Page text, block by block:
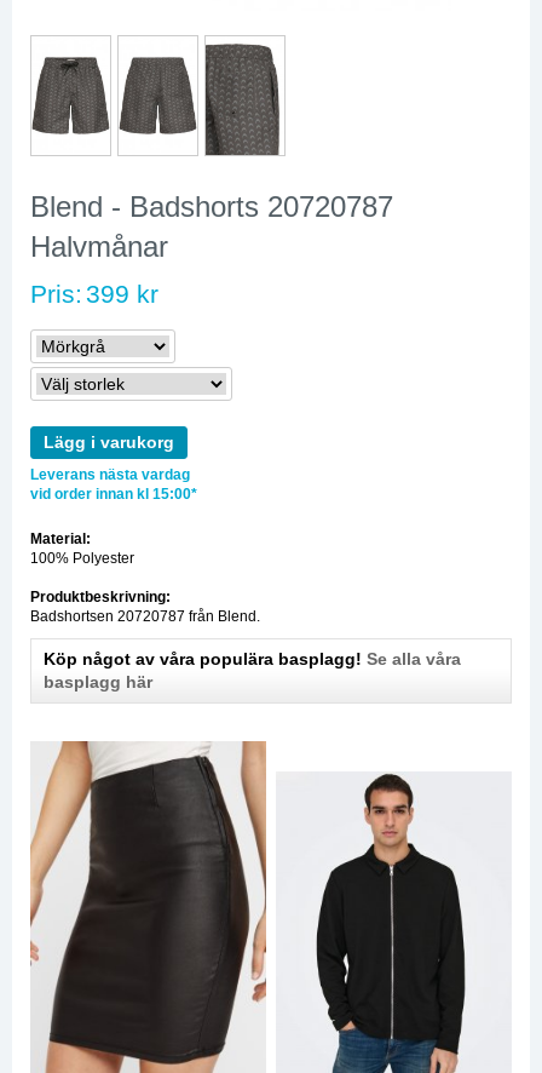
Blend - Badshorts 20720787
Halvmånar
Pris: 399 kr
Lägg i varukorg
Leverans nästa vardag
vid order innan kl 15:00*
Material:
100% Polyester
Produktbeskrivning:
Badshortsen 20720787 från Blend.
Köp något av våra populära basplagg! Se alla våra
basplagg här